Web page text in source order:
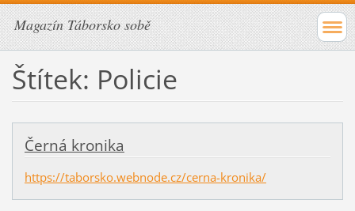
Magazín Táborsko sobě
Štítek: Policie
Černá kronika
https://taborsko.webnode.cz/cerna-kronika/